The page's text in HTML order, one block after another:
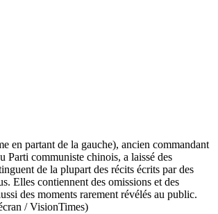
en partant de la gauche), ancien commandant
Parti communiste chinois, a laissé des
de la plupart des récits écrits par des
Elles contiennent des omissions et des
des moments rarement révélés au public.
/ VisionTimes)